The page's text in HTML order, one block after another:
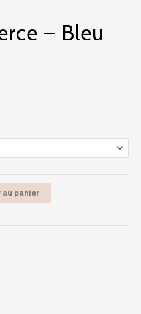
– Bleu
au panier